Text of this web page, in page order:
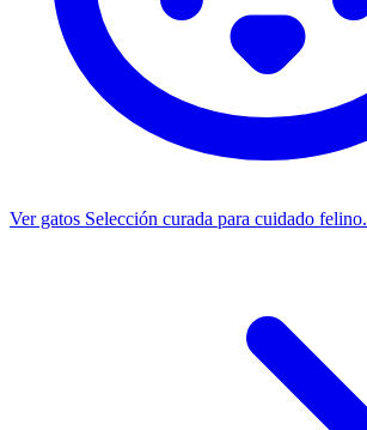
Ver gatos Selección curada para cuidado felino.